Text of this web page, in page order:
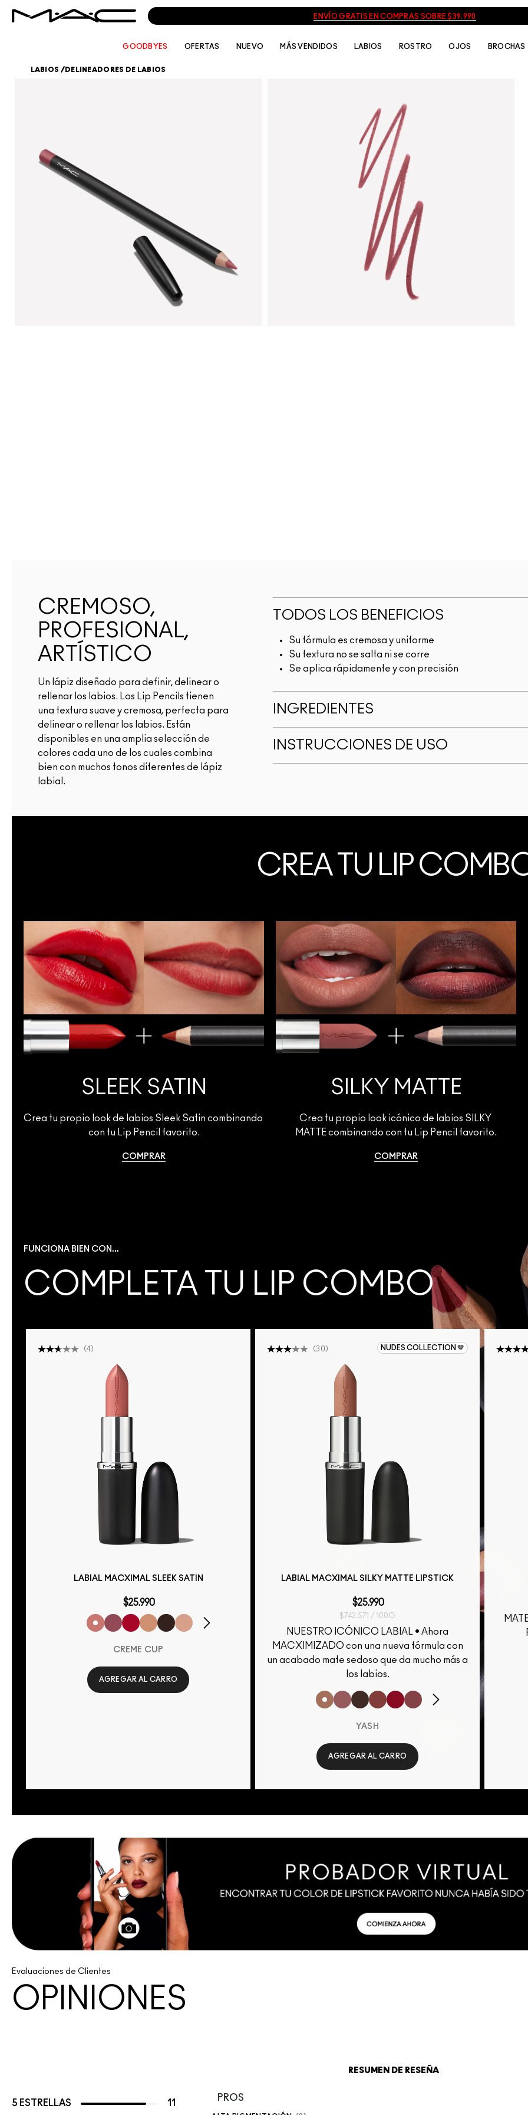
ENVÍO GRATIS EN COMPRAS SOBRE $39.990
GOODBYES OFERTAS NUEVO MÁS VENDIDOS LABIOS ROSTRO OJOS BROCHAS
LABIOS /DELINEADORES DE LABIOS
CREMOSO,
PROFESIONAL,
ARTÍSTICO
Un lápiz diseñado para definir, delinear o
rellenar los labios. Los Lip Pencils tienen
una textura suave y cremosa, perfecta para
delinear o rellenar los labios. Están
disponibles en una amplia selección de
colores cada uno de los cuales combina
bien con muchos tonos diferentes de lápiz
labial.
TODOS LOS BENEFICIOS
Su fórmula es cremosa y uniforme
Su textura no se salta ni se corre
Se aplica rápidamente y con precisión
INGREDIENTES
INSTRUCCIONES DE USO
CREA TU LIP
SLEEK SATIN
Crea tu propio look de labios Sleek Satin combinando
con tu Lip Pencil favorito.
COMPRAR
SILKY MATTE
Crea tu propio look icónico de labios SILKY
MATTE combinando con tu Lip Pencil favorito.
COMPRAR
FUNCIONA BIEN CON...
COMPLETA TU LIP COMBO
(4)
LABIAL MACXIMAL SLEEK SATIN
$25.990
CRÈME CUP
AGREGAR AL CARRO
NUDES COLLECTION 🤎
(30 )
LABIAL MACXIMAL SILKY MATTE LIPSTICK
$25.990
$742.571 / 100G
NUESTRO ICÓNICO LABIAL • Ahora
MACXIMIZADO con una nueva fórmula con
un acabado mate sedoso que da mucho más a
los labios.
YASH
AGREGAR AL CARRO
Evaluaciones de Clientes
OPINIONES
RESUMEN DE RESEÑA
5 ESTRELLAS 11
PROS